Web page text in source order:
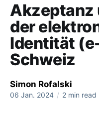
Akzeptanz
der
Identität
Schweiz
Simon Rofalski
06 Jan. 2024 / 2 min read